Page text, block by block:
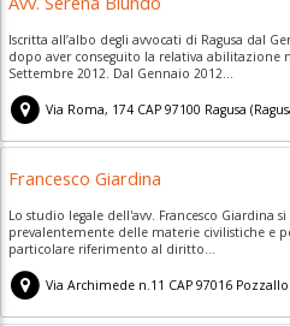
Iscritta all’albo degli avvocati di Ragusa dal
dopo aver conseguito la relativa abilitazione
Settembre 2012. Dal Gennaio 2012...
Via Roma, 174CAP 97100 Ragusa (
Francesco Giardina
Lo studio legale dell'avv. Francesco Giardina
prevalentemente delle materie civilistiche e
particolare riferimento al diritto...
Via Archimede n.11 CAP 97016 Pozzallo